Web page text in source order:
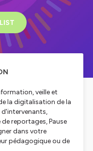
veille et
la digitalisation de la
reportages, Pause
dans votre
pédagogique ou de